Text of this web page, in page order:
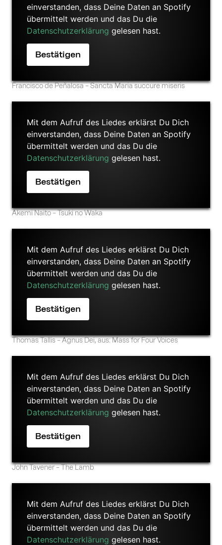
einverstanden, dass Deine Daten an Spotify
übermittelt werden und das Du die
Datenschutzerklärung gelesen hast.
Francisco de Peñalosa – Sancta Maria succure miseris
Mit dem Aufruf des Liedes erklärst Du Dich
einverstanden, dass Deine Daten an Spotify
übermittelt werden und das Du die
Datenschutzerklärung gelesen hast.
Akemi Naito – Tsuki no Waka
Mit dem Aufruf des Liedes erklärst Du Dich
einverstanden, dass Deine Daten an Spotify
übermittelt werden und das Du die
Datenschutzerklärung gelesen hast.
Thomas Tallis – Agnus Dei, aus: Mass for Four Voices
Mit dem Aufruf des Liedes erklärst Du Dich
einverstanden, dass Deine Daten an Spotify
übermittelt werden und das Du die
Datenschutzerklärung gelesen hast.
John Tavener – The Lamb
Mit dem Aufruf des Liedes erklärst Du Dich
einverstanden, dass Deine Daten an Spotify
übermittelt werden und das Du die
Datenschutzerklärung gelesen hast.